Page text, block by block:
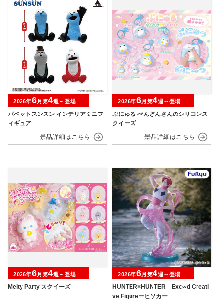
パペットスンスン インテリアミニフ
ィギュア
2026年6月第4週～登場
ぷにゅる ぺんぎんさんのシリコンス
クイーズ
2026年6月第4週～登場
Melty Party スクイーズ
2026年6月第4週～登場
HUNTER×HUNTER Exc∞d Creati
ve Figureーヒソカー
2026年6月第4週～登場